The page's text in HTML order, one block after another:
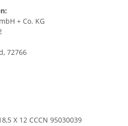
+ Co. KG
72766
X 12 CCCN 95030039